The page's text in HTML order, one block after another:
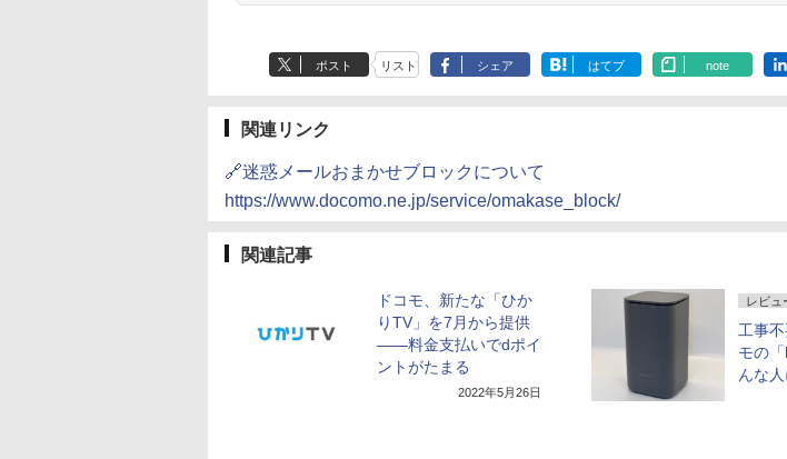
ポスト リスト シェア はてブ note
関連リンク
🔗迷惑メールおまかせブロックについて
https://www.docomo.ne.jp/service/omakase_block/
関連記事
ドコモ、新たな「ひか
りTV」を7月から提供
――料金支払いでdポイ
ントがたまる
2022年5月26日
レビュ
工事
モの
んな